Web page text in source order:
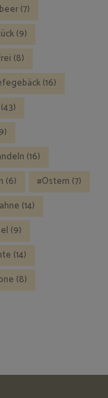
(7)
(9)
(8)
(16)
(43)
(16)
(6) Ostern (7)
(14)
(9)
(14)
(8)